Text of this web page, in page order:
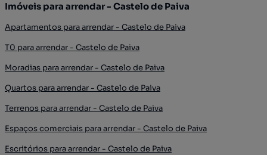
Imóveis para arrendar - Castelo de Paiva
Apartamentos para arrendar - Castelo de Paiva
T0 para arrendar - Castelo de Paiva
Moradias para arrendar - Castelo de Paiva
Quartos para arrendar - Castelo de Paiva
Terrenos para arrendar - Castelo de Paiva
Espaços comerciais para arrendar - Castelo de Paiva
Escritórios para arrendar - Castelo de Paiva